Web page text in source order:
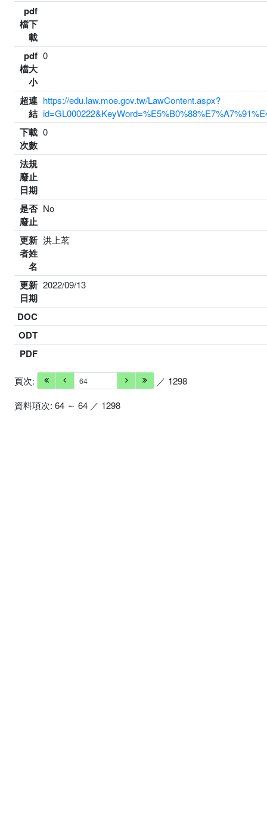
pdf
檔下
載
pdf
檔大
小
0
超連
結
https://edu.law.moe.gov.tw/LawContent.aspx?
下載
次數
0
法規
廢止
日期
是否
廢止
No
更新
者姓
名
洪上茗
更新
日期
2022/09/13
DOC
ODT
PDF
頁次:
／ 1298
資料項次: 64 ～ 64 ／ 1298